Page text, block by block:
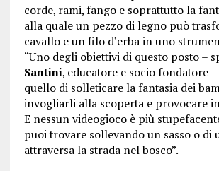
corde, rami, fango e soprattutto la
alla quale un pezzo di legno può
cavallo e un filo d’erba in uno
“Uno degli obiettivi di questo posto –
Santini, educatore e socio fondatore
quello di solleticare la fantasia dei
invogliarli alla scoperta e provocare
E nessun videogioco è più
puoi trovare sollevando un sasso o di
attraversa la strada nel bosco”.